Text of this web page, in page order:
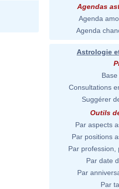
Agendas
Agenda
Agenda
Astrologie
Consultations
Suggérer
Outils
Par aspects
Par positions
Par profession,
Par date
Par
Par